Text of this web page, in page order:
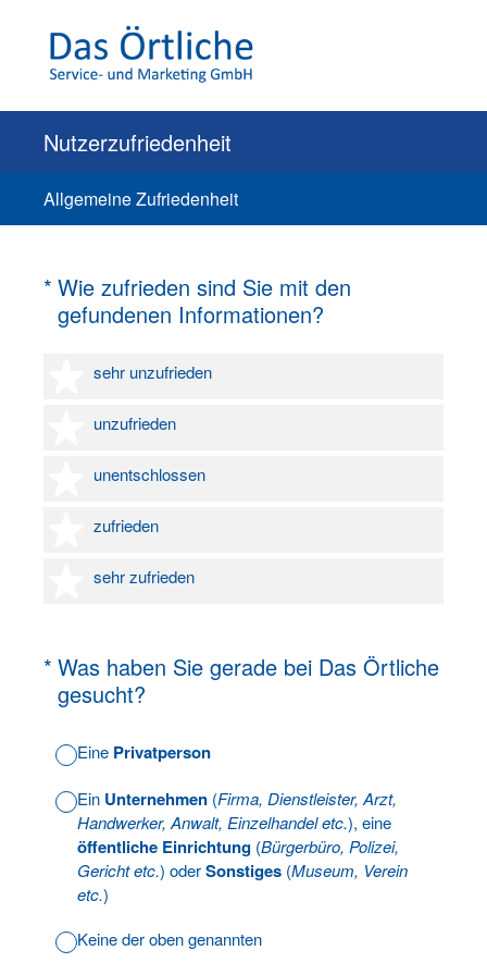
Nutzerzufriedenheit
Allgemeine Zufriedenheit
* Wie zufrieden sind Sie mit den
gefundenen Informationen?
(Erforderlich.)
sehr unzufrieden
1 Stern
unzufrieden
2 Sterne
unentschlossen
3 Sterne
zufrieden
4 Sterne
sehr zufrieden
5 Sterne
* Was haben Sie gerade bei Das Örtliche
gesucht?
(Erforderlich.)
Eine Privatperson
Ein Unternehmen (Firma, Dienstleister, Arzt,
Handwerker, Anwalt, Einzelhandel etc.), eine
öffentliche Einrichtung (Bürgerbüro, Polizei,
Gericht etc.) oderSonstiges (Museum, Verein
etc.)
Keine der oben genannten